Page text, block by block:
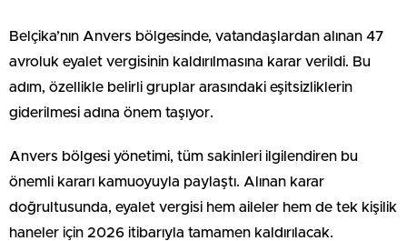
Belçika’nın Anvers bölgesinde, vatandaşlardan alınan 47
avroluk eyalet vergisinin kaldırılmasına karar verildi. Bu
adım, özellikle belirli gruplar arasındaki eşitsizliklerin
giderilmesi adına önem taşıyor.
Anvers bölgesi yönetimi, tüm sakinleri ilgilendiren bu
önemli kararı kamuoyuyla paylaştı. Alınan karar
doğrultusunda, eyalet vergisi hem aileler hem de tek kişilik
haneler için 2026 itibarıyla tamamen kaldırılacak.